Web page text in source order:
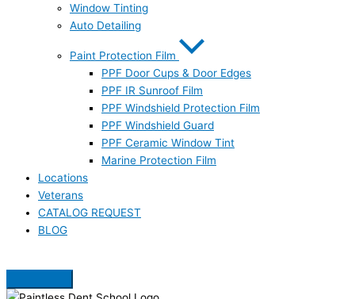
Window Tinting
Auto Detailing
Paint Protection Film
PPF Door Cups & Door Edges
PPF IR Sunroof Film
PPF Windshield Protection Film
PPF Windshield Guard
PPF Ceramic Window Tint
Marine Protection Film
Locations
Veterans
CATALOG REQUEST
BLOG